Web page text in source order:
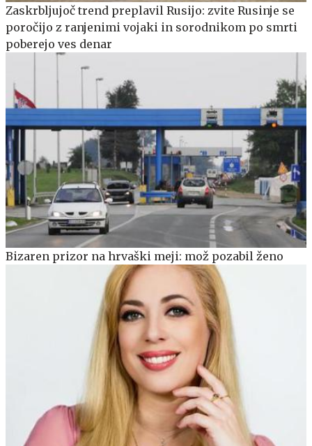
Zaskrbljujoč trend preplavil Rusijo: zvite Rusinje se
poročijo z ranjenimi vojaki in sorodnikom po smrti
poberejo ves denar
Bizaren prizor na hrvaški meji: mož pozabil ženo